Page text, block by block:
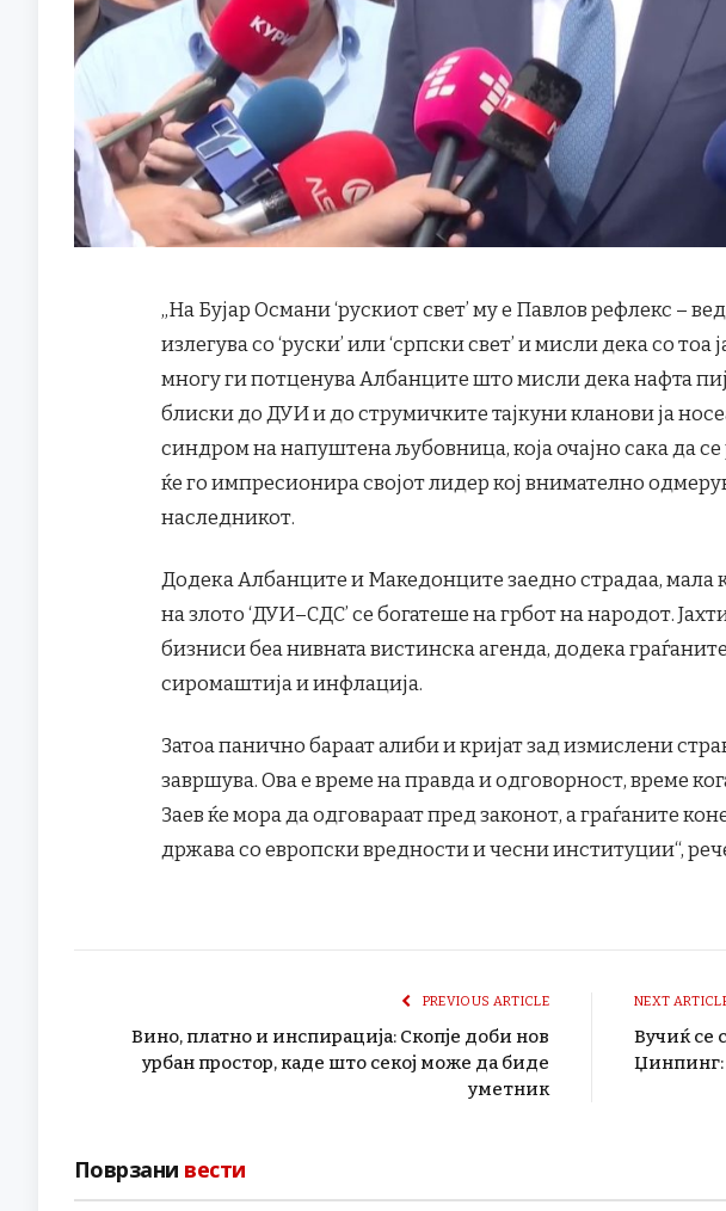
„На Бујар Османи ‘рускиот свет’ му е Павлов рефлекс –
излегува со ‘руски’ или ‘српски свет’ и мисли дека со тоа
многу ги потценува Албанците што мисли дека нафта
блиски до ДУИ и до струмичките тајкуни кланови ја
синдром на напуштена љубовница, која очајно сака да се
ќе го импресионира својот лидер кој внимателно
наследникот.
Додека Албанците и Македонците заедно страдаа, мала
на злото ‘ДУИ–СДС’ се богатеше на грбот на народот.
бизниси беа нивната вистинска агенда, додека
сиромаштија и инфлација.
Затоа панично бараат алиби и кријат зад измислени
завршува. Ова е време на правда и одговорност, време
Заев ќе мора да одговараат пред законот, а граѓаните
држава со европски вредности и чесни институции“,
PREVIOUS ARTICLE
Вино, платно и инспирација: Скопје доби нов
урбан простор, каде што секој може да биде
уметник
NEXT
Вучиќ се
Џинпинг:
Поврзани вести